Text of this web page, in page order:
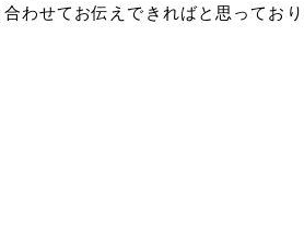
わせてお伝えできればと思っており